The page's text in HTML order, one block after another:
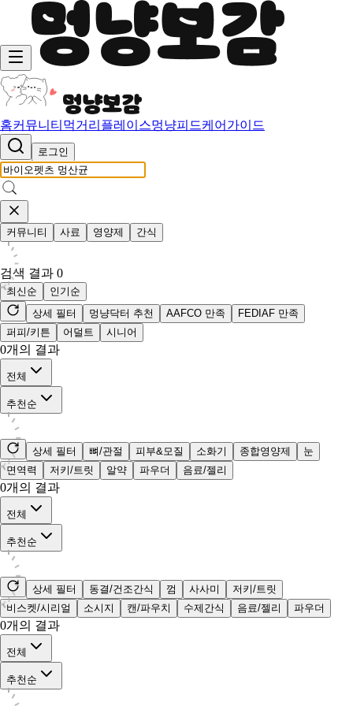
홈커뮤니티 먹거리 플레이스멍냥피드케어가이드
로그인
커뮤니티 사료 영양제 간식
검색 결과 0
최신순
인기순
상세 필터
멍냥닥터 추천 AAFCO 만족
FEDIAF 만족
퍼피/키튼
어덜트 시니어
0개의 결과
전체
추천순
상세 필터 뼈/관절 피부&모질 소화기 종합영양제
눈
면역력
저키/트릿 알약 파우더 음료/젤리
0개의 결과
전체
추천순
상세 필터 동결/건조간식 껌 사사미
저키/트릿
비스켓/시리얼
소시지 캔/파우치 수제간식 음료/젤리 파우더
0개의 결과
전체
추천순